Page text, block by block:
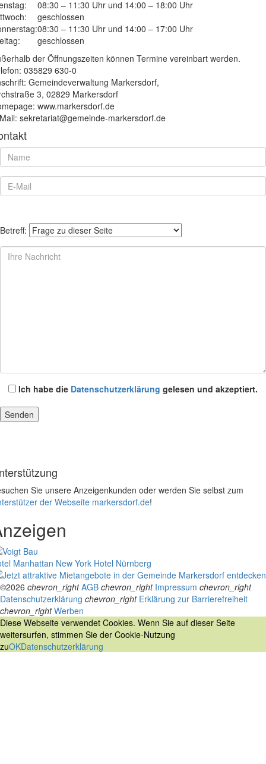
08:30 – 11:30 Uhr und 14:00 – 18:00 Uhr
geschlossen
08:30 – 11:30 Uhr und 14:00 – 17:00 Uhr
geschlossen
der Öffnungszeiten können Termine vereinbart werden.
035829 630-0
Gemeindeverwaltung Markersdorf,
3, 02829 Markersdorf
www.markersdorf.de
sekretariat@gemeinde-markersdorf.de
Betreff:
Ich habe die Datenschutzerklärung gelesen und akzeptiert.
Sie unsere Anzeigenkunden oder werden Sie selbst zum
der Webseite markersdorf.de!
Manhattan New York Hotel Nürnberg
©2026 chevron_right AGB chevron_right Impressum chevron_right
Datenschutzerklärung chevron_right Erklärung zur Barrierefreiheit
chevron_right Werben
Diese Webseite verwendet Cookies. Wenn Sie auf dieser Seite
weitersurfen, stimmen Sie der Cookie-Nutzung
zuOKDatenschutzerklärung